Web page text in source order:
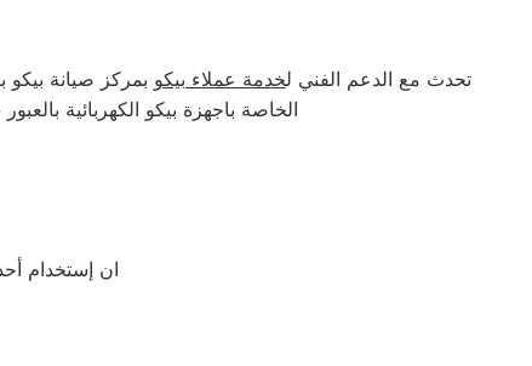
تحدث مع الدعم الفني لخدمة عملاء بيكو بمركز صيانة بيكو
الخاصة باجهزة بيكو الكهربائية
ان إستخدام